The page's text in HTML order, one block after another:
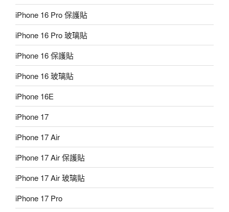
iPhone 16 Pro 保護貼
iPhone 16 Pro 玻璃貼
iPhone 16 保護貼
iPhone 16 玻璃貼
iPhone 16E
iPhone 17
iPhone 17 Air
iPhone 17 Air 保護貼
iPhone 17 Air 玻璃貼
iPhone 17 Pro